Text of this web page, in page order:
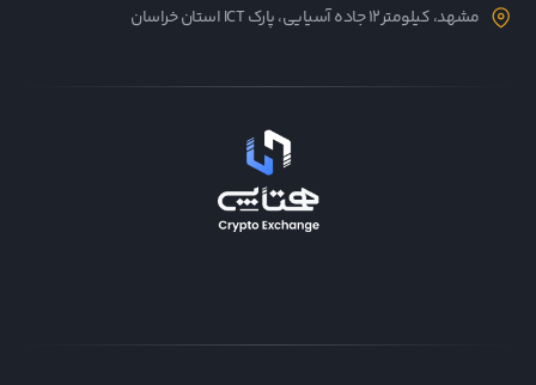
مشهد، کیلومتر12 جاده آسیایی، پارک ICT استان خراسان